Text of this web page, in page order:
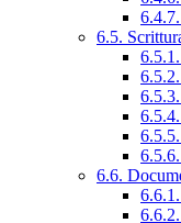
6.5.
6.6.